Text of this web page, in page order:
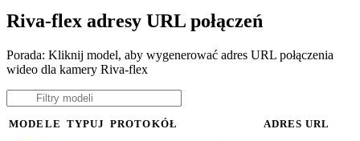
Riva-flex adresy URL połączeń
Porada: Kliknij model, aby wygenerować adres URL połączenia
wideo dla kamery Riva-flex
MODELE TYPUJ PROTOKÓŁ ADRES URL